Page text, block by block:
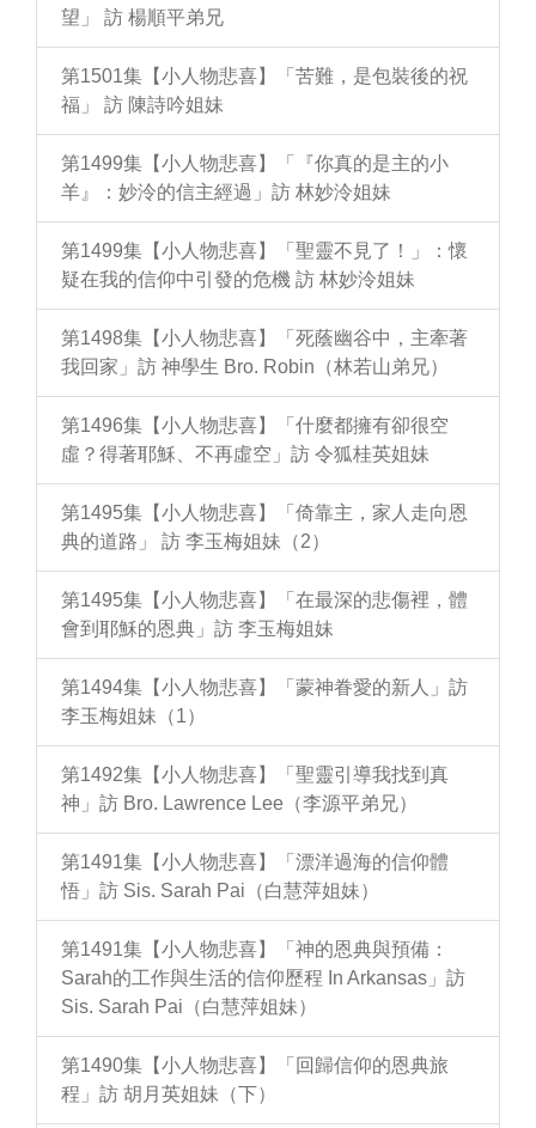
望」 訪 楊順平弟兄
第1501集【小人物悲喜】「苦難，是包裝後的祝
福」 訪 陳詩吟姐妹
第1499集【小人物悲喜】「『你真的是主的小
羊』：妙泠的信主經過」訪 林妙泠姐妹
第1499集【小人物悲喜】「聖靈不見了！」：懷
疑在我的信仰中引發的危機 訪 林妙泠姐妹
第1498集【小人物悲喜】「死蔭幽谷中，主牽著
我回家」訪 神學生 Bro. Robin（林若山弟兄）
第1496集【小人物悲喜】「什麼都擁有卻很空
虛？得著耶穌、不再虛空」訪 令狐桂英姐妹
第1495集【小人物悲喜】「倚靠主，家人走向恩
典的道路」 訪 李玉梅姐妹（2）
第1495集【小人物悲喜】「在最深的悲傷裡，體
會到耶穌的恩典」訪 李玉梅姐妹
第1494集【小人物悲喜】「蒙神眷愛的新人」訪
李玉梅姐妹（1）
第1492集【小人物悲喜】「聖靈引導我找到真
神」訪 Bro. Lawrence Lee（李源平弟兄）
第1491集【小人物悲喜】「漂洋過海的信仰體
悟」訪 Sis. Sarah Pai（白慧萍姐妹）
第1491集【小人物悲喜】「神的恩典與預備：
Sarah的工作與生活的信仰歷程 In Arkansas」訪
Sis. Sarah Pai（白慧萍姐妹）
第1490集【小人物悲喜】「回歸信仰的恩典旅
程」訪 胡月英姐妹（下）